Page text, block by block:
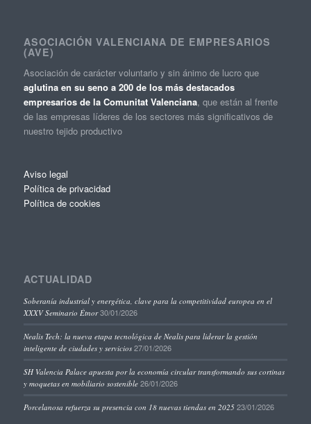
ASOCIACIÓN VALENCIANA DE EMPRESARIOS
(AVE)
Asociación de carácter voluntario y sin ánimo de lucro que
aglutina en su seno a 200 de los más destacados
empresarios de la Comunitat Valenciana, que están al frente
de las empresas líderes de los sectores más significativos de
nuestro tejido productivo
Aviso legal
Política de privacidad
Política de cookies
ACTUALIDAD
Soberanía industrial y energética, clave para la competitividad europea en el
XXXV Seminario Étnor 30/01/2026
Nealis Tech: la nueva etapa tecnológica de Nealis para liderar la gestión
inteligente de ciudades y servicios 27/01/2026
SH Valencia Palace apuesta por la economía circular transformando sus cortinas
y moquetas en mobiliario sostenible 26/01/2026
Porcelanosa refuerza su presencia con 18 nuevas tiendas en 2025 23/01/2026